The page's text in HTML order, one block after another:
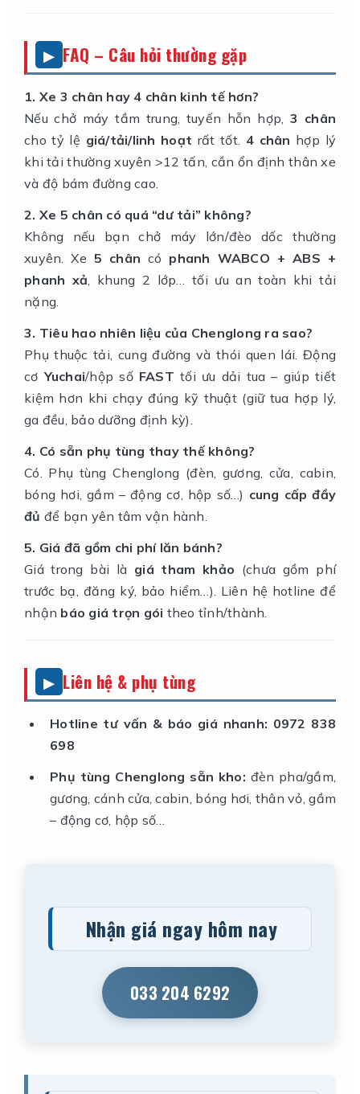
FAQ – Câu hỏi thường gặp
1. Xe 3 chân hay 4 chân kinh tế hơn?
Nếu chở máy tầm trung, tuyến hỗn hợp,3 chân
cho tỷ lệ giá/tải/linh hoạt rất tốt. 4 chân hợp lý
khi tải thường xuyên >12 tấn, cần ổn định thân xe
và độ bám đường cao.
2. Xe 5 chân có quá “dư tải” không?
Không nếu bạn chở máy lớn/đèo dốc thường
xuyên. Xe 5 chân có phanh WABCO + ABS +
phanh xả, khung 2 lớp… tối ưu an toàn khi tải
nặng.
3. Tiêu hao nhiên liệu của Chenglong ra sao?
Phụ thuộc tải, cung đường và thói quen lái. Động
cơYuchai/hộp số FAST tối ưu dải tua – giúp tiết
kiệm hơn khi chạy đúng kỹ thuật (giữ tua hợp lý,
ga đều, bảo dưỡng định kỳ).
4. Có sẵn phụ tùng thay thế không?
Có. Phụ tùng Chenglong (đèn, gương, cửa, cabin,
bóng hơi, gầm – động cơ, hộp số…) cung cấp đầy
đủ để bạn yên tâm vận hành.
5. Giá đã gồm chi phí lăn bánh?
Giá trong bài là giá tham khảo (chưa gồm phí
trước bạ, đăng ký, bảo hiểm…). Liên hệ hotline để
nhận báo giá trọn gói theo tỉnh/thành.
Liên hệ & phụ tùng
Hotline tư vấn & báo giá nhanh: 0972 838
698
Phụ tùng Chenglong sẵn kho: đèn pha/gầm,
gương, cánh cửa, cabin, bóng hơi, thân vỏ, gầm
– động cơ, hộp số…
Nhận giá ngay hôm nay
033 204 6292